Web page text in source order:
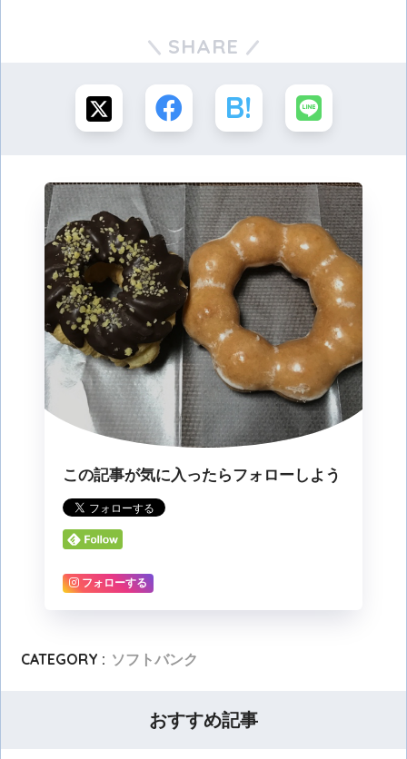
SHARE
この記事が気に入ったらフォローしよう
フォローする
CATEGORY : ソフトバンク
おすすめ記事